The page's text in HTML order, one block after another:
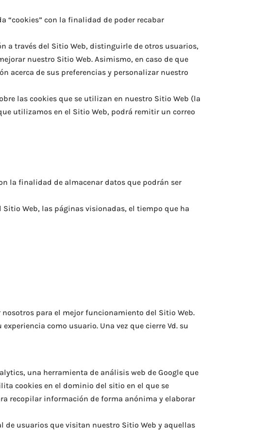
“cookies” con la finalidad de poder recabar
a través del Sitio Web, distinguirle de otros usuarios,
nuestro Sitio Web. Asimismo, en caso de que
acerca de sus preferencias y personalizar nuestro
las cookies que se utilizan en nuestro Sitio Web (la
utilizamos en el Sitio Web, podrá remitir un correo
la finalidad de almacenar datos que podrán ser
Web, las páginas visionadas, el tiempo que ha
para el mejor funcionamiento del Sitio Web.
como usuario. Una vez que cierre Vd. su
una herramienta de análisis web de Google que
cookies en el dominio del sitio en el que se
recopilar información de forma anónima y elaborar
de usuarios que visitan nuestro Sitio Web y aquellas